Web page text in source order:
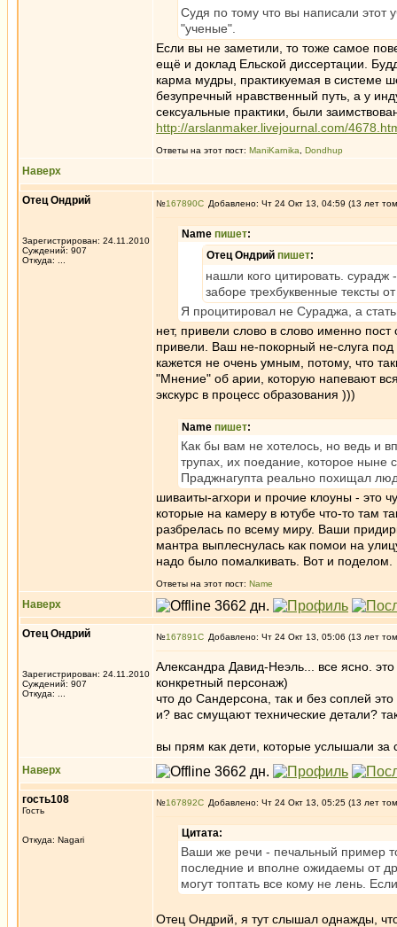
Судя по тому что вы написали этот
"ученые".
Если вы не заметили, то тоже самое
ещё и доклад Ельской диссертации.
карма мудры, практикуемая в системе
безупречный нравственный путь, а у
сексуальные практики, были
http://arslanmaker.livejournal.com/
Ответы на этот пост: ManiKarnika Dondhup
Наверх
Отец Ондрий
Зарегистрирован: 24.11.2010
Суждений: 907
Откуда: ...
№167890 Добавлено: Чт 24 Окт 13, 04:59 (13 лет
Name пишет:
Отец Ондрий пишет:
нашли кого цитировать. сурадж
заборе трехбуквенные тексты
Я процитировал не Сураджа, а
нет, привели слово в слово именно
привели. Ваш не-покорный не-слуга
кажется не очень умным, потому, что
"Мнение" об арии, которую напевают
экскурс в процесс образования )))
Name пишет:
Как бы вам не хотелось, но ведь и
трупах, их поедание, которое ныне
Праджнагупта реально похищал
шиваиты-агхори и прочие клоуны - это
которые на камеру в ютубе что-то там
разбрелась по всему миру. Ваши
мантра выплеснулась как помои на
надо было помалкивать. Вот и
Ответы на этот пост: Name
Наверх
Отец Ондрий
Зарегистрирован: 24.11.2010
Суждений: 907
Откуда: ...
№167891 Добавлено: Чт 24 Окт 13, 05:06 (13 лет
Александра Давид-Неэль... все ясно.
конкретный персонаж)
что до Сандерсона, так и без соплей
и? вас смущают технические детали?
вы прям как дети, которые услышали за
Наверх
гость108
Гость
Откуда: Nagari
№167892 Добавлено: Чт 24 Окт 13, 05:25 (13 лет
Цитата:
Ваши же речи - печальный пример
последние и вполне ожидаемы от
могут топтать все кому не лень.
Отец Ондрий, я тут слышал однажды,